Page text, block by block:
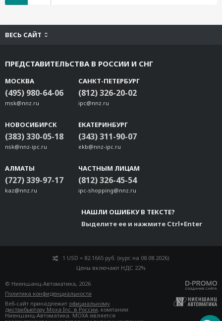
ВЕСЬ САЙТ
ПРЕДСТАВИТЕЛЬСТВА В РОССИИ И СНГ
МОСКВА
(495) 980-64-06
msk@nnz.ru
САНКТ-ПЕТЕРБУРГ
(812) 326-20-02
ipc@nnz.ru
НОВОСИБИРСК
(383) 330-05-18
nsk@nnz-ipc.ru
ЕКАТЕРИНБУРГ
(343) 311-90-07
ekb@nnz-ipc.ru
АЛМАТЫ
(727) 339-97-17
kaz@nnz.ru
ЧАСТНЫМ ЛИЦАМ
(812) 326-45-54
ipc-shopping@nnz.ru
НАШЛИ ОШИБКУ В ТЕКСТЕ?
Выделите ее и нажмите Ctrl+Enter
1 USD = 82.1665 руб. (курс на 08.08.2026)
Цены включают НДС 22%
© Ниеншанц-Автоматика, 2026
Политика конфиденциальности
Веб-сайт принадлежит официальному
дистрибьютору Moxa Inc. в России, компании
Ниеншанц-Автоматика. MOXA является